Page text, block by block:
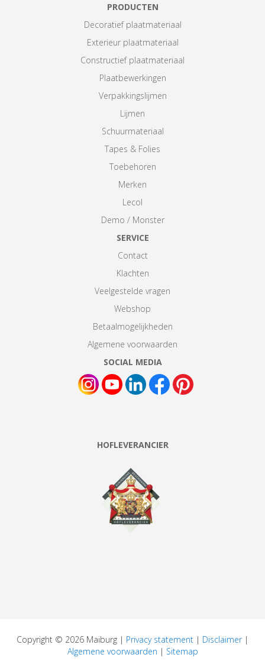
PRODUCTEN
Decoratief plaatmateriaal
Exterieur plaatmateriaal
Constructief plaatmateriaal
Plaatbewerkingen
Verpakkingslijmen
Lijmen
Schuurmateriaal
Tapes & Folies
Toebehoren
Merken
Lecol
Demo / Monster
SERVICE
Contact
Klachten
Veelgestelde vragen
Webshop
Betaalmogelijkheden
Algemene voorwaarden
SOCIAL MEDIA
HOFLEVERANCIER
Copyright © 2026 Maiburg | Privacy statement | Disclaimer|
Algemene voorwaarden | Sitemap